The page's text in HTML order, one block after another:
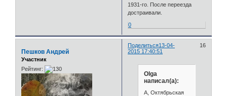
1931-го. После переезда
достраивали.
0
Поделиться 16
13-04-
2015 17:40:51
Пешков Андрей
Участник
Рейтинг:
Olga
написал(а):
А, Октябрьская